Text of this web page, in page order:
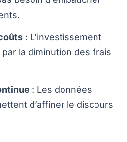
: L’investissement
la diminution des frais
: Les données
d’affiner le discours